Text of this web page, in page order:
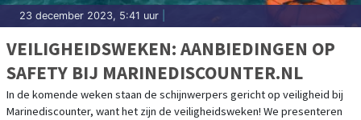
23 december 2023, 5:41 uur
VEILIGHEIDSWEKEN: AANBIEDINGEN OP
SAFETY BIJ MARINEDISCOUNTER.NL
In de komende weken staan de schijnwerpers gericht op veiligheid bij
Marinediscounter, want het zijn de veiligheidsweken! We presenteren